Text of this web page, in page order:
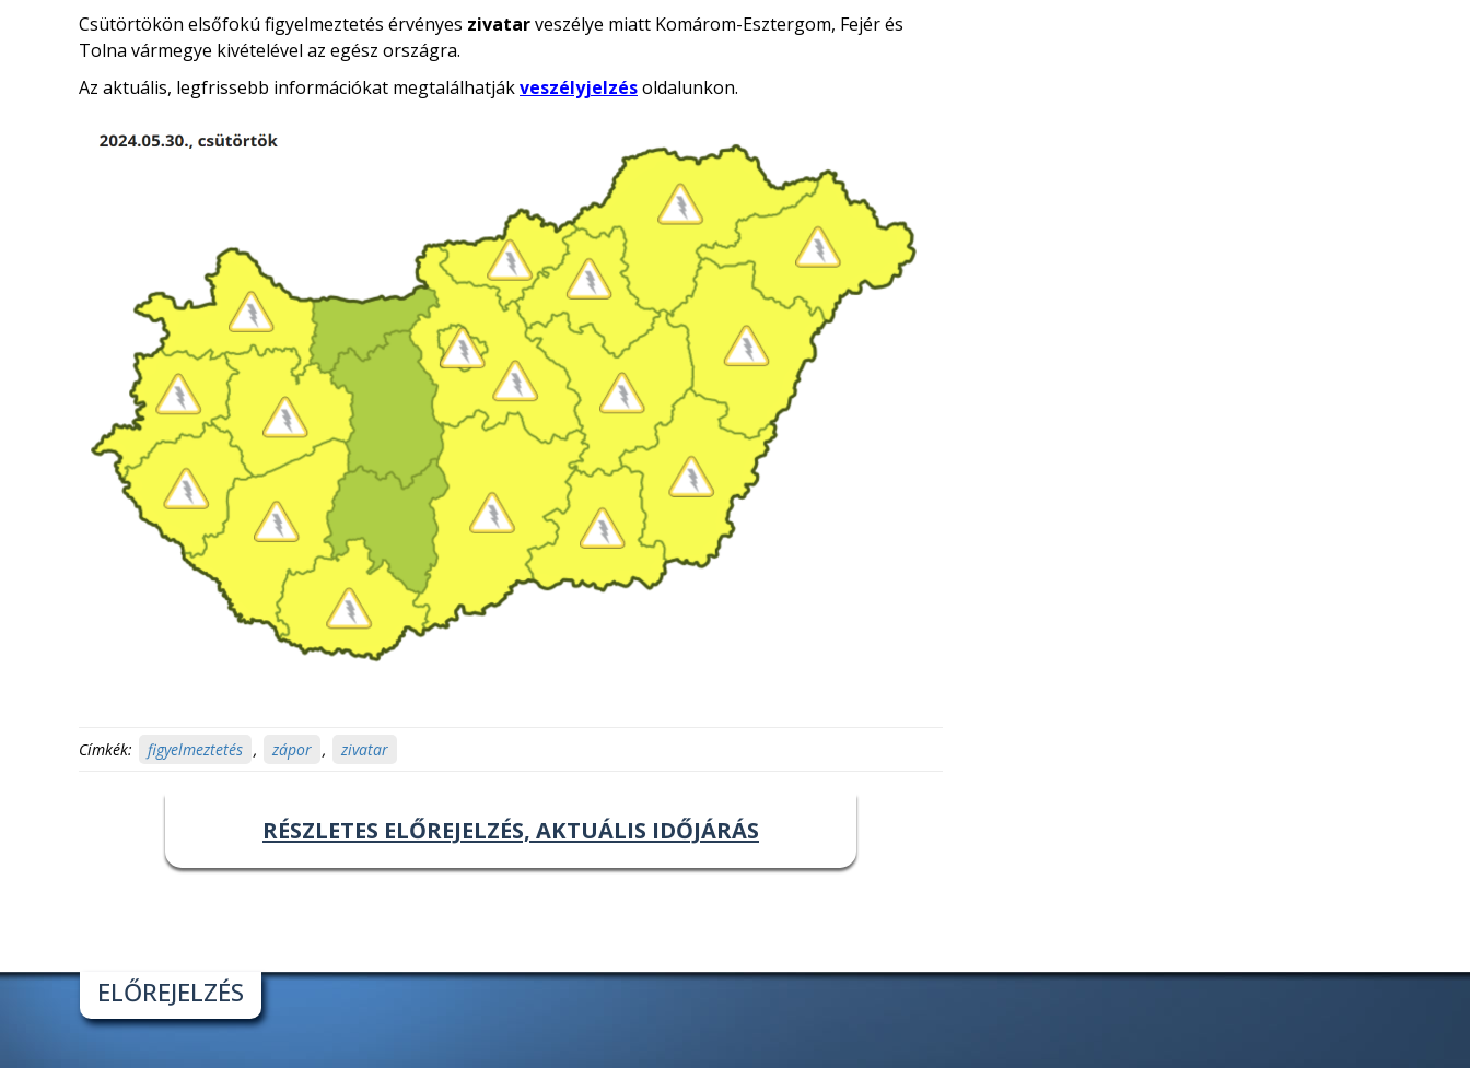
Csütörtökön elsőfokú figyelmeztetés érvényes zivatarveszélye miatt Komárom-Esztergom, Fejér és
Tolna vármegye kivételével az egész országra.
Az aktuális, legfrissebb információkat megtalálhatjákveszélyjelzésoldalunkon.
Címkék: figyelmeztetés , zápor , zivatar
RÉSZLETES ELŐREJELZÉS, AKTUÁLIS IDŐJÁRÁS
ELŐREJELZÉS